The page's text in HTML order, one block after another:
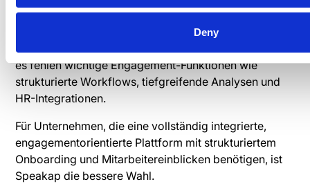
Deny
Letzte Gedanken
Lolyo ist eine spielerische Kommunikations-App, aber
es fehlen wichtige Engagement-Funktionen wie
strukturierte Workflows, tiefgreifende Analysen und
HR-Integrationen.
Für Unternehmen, die eine vollständig integrierte,
engagementorientierte Plattform mit strukturiertem
Onboarding und Mitarbeitereinblicken benötigen, ist
Speakap die bessere Wahl.